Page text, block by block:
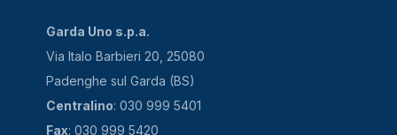
Garda Uno s.p.a.
Via Italo Barbieri 20, 25080
Padenghe sul Garda (BS)
Centralino: 030 999 5401
Fax: 030 999 5420